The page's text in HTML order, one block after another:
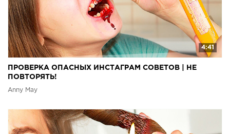
4:41
ПРОВЕРКА ОПАСНЫХ ИНСТАГРАМ СОВЕТОВ | НЕ
ПОВТОРЯТЬ!
Anny May